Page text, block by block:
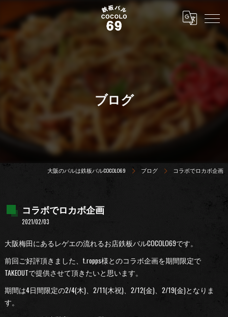
ブログ
大阪のバルは鉄板バルCOCOLO69 ブログ コラボでロカボ企画
コラボでロカボ企画
2021/02/03
大阪梅田にあるレゲエの流れるお店鉄板バルCOCOLO69です。
前回ご好評頂きました、t.ropps様とのコラボ企画を期間限定で
TAKEOUTで提供させて頂きたいと思います。
期間は4日間限定の2/4(木)、2/11(木祝)、2/12(金)、2/19(金)となりま
す。